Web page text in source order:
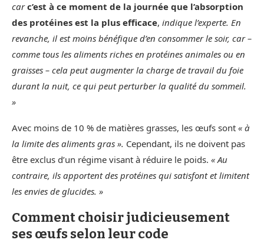
carc’est à ce moment de la journée que l’absorption
des protéines est la plus efficace, indique l’experte. En
revanche, il est moins bénéfique d’en consommer le soir, car –
comme tous les aliments riches en protéines animales ou en
graisses – cela peut augmenter la charge de travail du foie
durant la nuit, ce qui peut perturber la qualité du sommeil.
»
Avec moins de 10 % de matières grasses, les œufs sont « à
la limite des aliments gras ». Cependant, ils ne doivent pas
être exclus d’un régime visant à réduire le poids. « Au
contraire, ils apportent des protéines qui satisfont et limitent
les envies de glucides. »
Comment choisir judicieusement
ses œufs selon leur code